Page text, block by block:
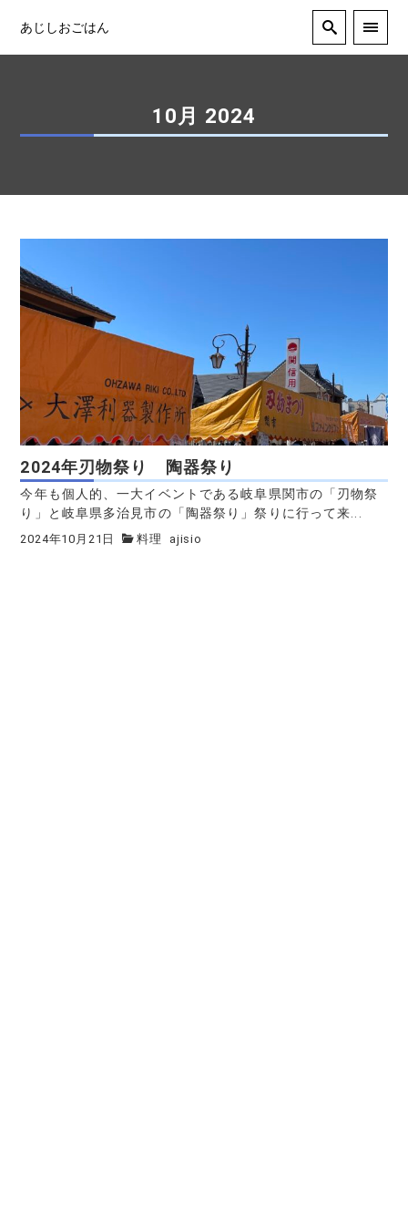
あじしおごはん
10月 2024
2024年刃物祭り 陶器祭り
今年も個人的、一大イベントである岐阜県関市の「刃物祭
り」と岐阜県多治見市の「陶器祭り」祭りに行って来...
2024年10月21日 料理 ajisio